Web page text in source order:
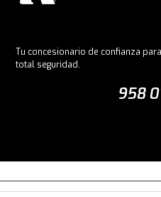
Tu concesionario de confianza
total seguridad.
958